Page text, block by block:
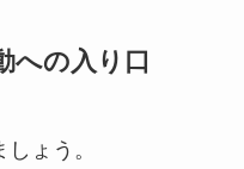
への入り口
ょう。